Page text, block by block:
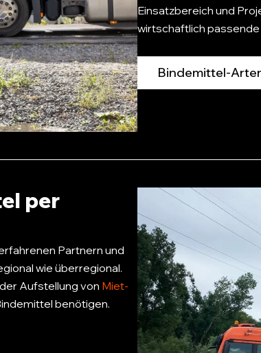
Einsatzbereich und
wirtschaftlich passende
Bindemittel-
per
Partnern und
wie überregional.
Aufstellung von Miet-
benötigen.